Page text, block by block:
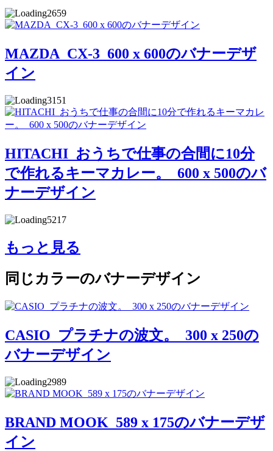
2659
MAZDA_CX-3_600 x 600のバナーデザ
イン
3151
HITACHI_おうちで仕事の合間に10分
で作れるキーマカレー。_600 x 500のバ
ナーデザイン
5217
もっと見る
同じカラーのバナーデザイン
CASIO_プラチナの波文。_300 x 250の
バナーデザイン
2989
BRAND MOOK_589 x 175のバナーデザ
イン